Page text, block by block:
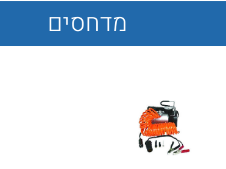
מדחסים